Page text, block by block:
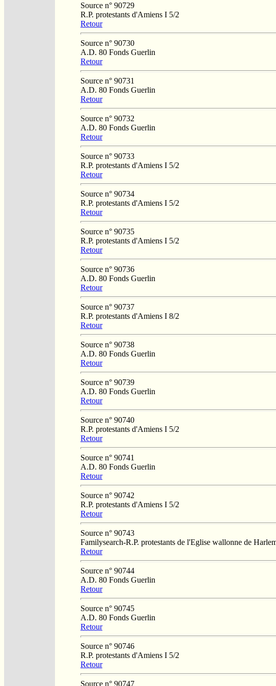
Source n° 90729
R.P. protestants d'Amiens I 5/2
Retour
Source n° 90730
A.D. 80 Fonds Guerlin
Retour
Source n° 90731
A.D. 80 Fonds Guerlin
Retour
Source n° 90732
A.D. 80 Fonds Guerlin
Retour
Source n° 90733
R.P. protestants d'Amiens I 5/2
Retour
Source n° 90734
R.P. protestants d'Amiens I 5/2
Retour
Source n° 90735
R.P. protestants d'Amiens I 5/2
Retour
Source n° 90736
A.D. 80 Fonds Guerlin
Retour
Source n° 90737
R.P. protestants d'Amiens I 8/2
Retour
Source n° 90738
A.D. 80 Fonds Guerlin
Retour
Source n° 90739
A.D. 80 Fonds Guerlin
Retour
Source n° 90740
R.P. protestants d'Amiens I 5/2
Retour
Source n° 90741
A.D. 80 Fonds Guerlin
Retour
Source n° 90742
R.P. protestants d'Amiens I 5/2
Retour
Source n° 90743
Familysearch-R.P. protestants de l'Eglise wallonne de
Retour
Source n° 90744
A.D. 80 Fonds Guerlin
Retour
Source n° 90745
A.D. 80 Fonds Guerlin
Retour
Source n° 90746
R.P. protestants d'Amiens I 5/2
Retour
Source n° 90747